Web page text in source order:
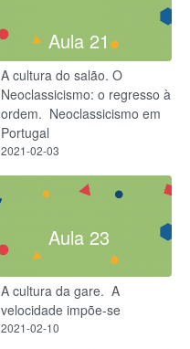
Aula 21
A cultura do salão. O
Neoclassicismo: o regresso à
ordem. ​ Neoclassicismo em
Portugal
2021-02-03
Aula 23
A cultura da gare. ​ A
velocidade impõe-se​
2021-02-10